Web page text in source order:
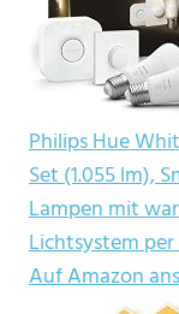
Philips Hue
Set (1.055 lm),
Lampen mit
Lichtsystem
Auf Amazon